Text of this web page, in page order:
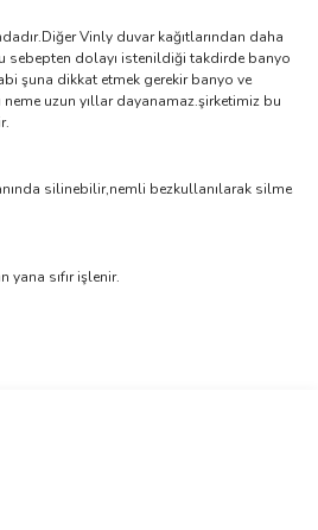
Vinly duvar kağıtlarından daha
sebepten dolayı istenildiği takdirde banyo
şuna dikkat etmek gerekir banyo ve
uzun yıllar dayanamaz.şirketimiz bu
silinebilir,nemli bezkullanılarak silme
yana sıfır işlenir.